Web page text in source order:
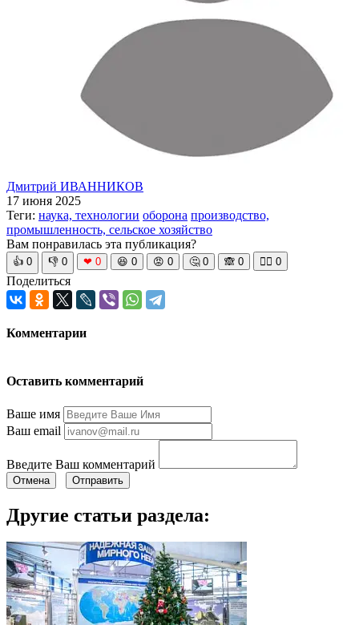
Дмитрий ИВАННИКОВ
17 июня 2025
Теги: наука, технологии оборона производство,
промышленность, сельское хозяйство
Вам понравилась эта публикация?
👍 0 👎 0 ❤ 0 😆 0 😡 0 🤔 0 🙈 0 🧘‍♀️ 0
Поделиться
Комментарии
Оставить комментарий
Ваше имя
Ваш email
Введите Ваш комментарий
Отмена Отправить
Другие статьи раздела: